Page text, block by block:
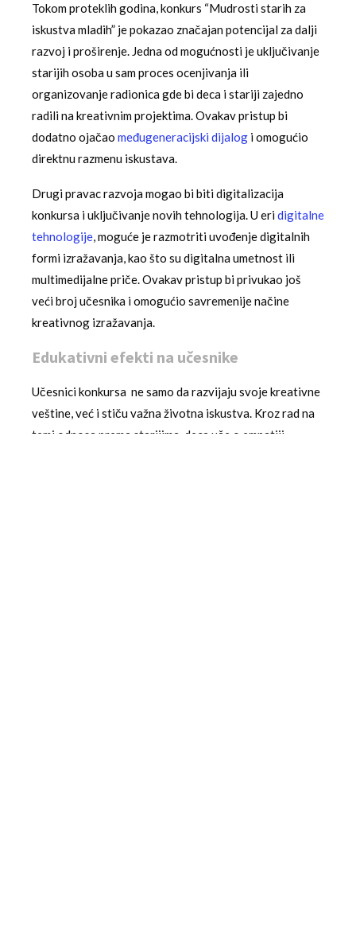
Tokom proteklih godina, konkurs “Mudrosti starih za
iskustva mladih” je pokazao značajan potencijal za dalji
razvoj i proširenje. Jedna od mogućnosti je uključivanje
starijih osoba u sam proces ocenjivanja ili
organizovanje radionica gde bi deca i stariji zajedno
radili na kreativnim projektima. Ovakav pristup bi
dodatno ojačao međugeneracijski dijalog i omogućio
direktnu razmenu iskustava.
Drugi pravac razvoja mogao bi biti digitalizacija
konkursa i uključivanje novih tehnologija. U eridigitalne
tehnologije, moguće je razmotriti uvođenje digitalnih
formi izražavanja, kao što su digitalna umetnost ili
multimedijalne priče. Ovakav pristup bi privukao još
veći broj učesnika i omogućio savremenije načine
kreativnog izražavanja.
Edukativni efekti na učesnike
Učesnici konkursa ne samo da razvijaju svoje kreativne
veštine, već i stiču važna životna iskustva. Kroz rad na
temi odnosa prema starijima, deca uče o empatiji,